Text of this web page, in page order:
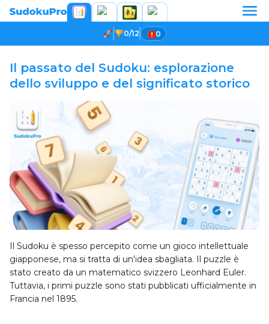
0/12 0
Il passato del Sudoku: esplorazione
dello sviluppo e del significato storico
Il Sudoku è spesso percepito come un gioco intellettuale
giapponese, ma si tratta di un'idea sbagliata. Il puzzle è
stato creato da un matematico svizzero Leonhard Euler.
Tuttavia, i primi puzzle sono stati pubblicati ufficialmente in
Francia nel 1895.